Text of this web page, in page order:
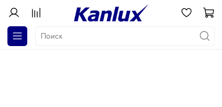
АКЦИЯ! Почти даром!
Распродажа серия GALOBA !